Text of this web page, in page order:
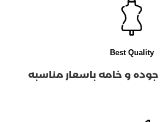
Best Quality
و خامه باسعار مناسبه